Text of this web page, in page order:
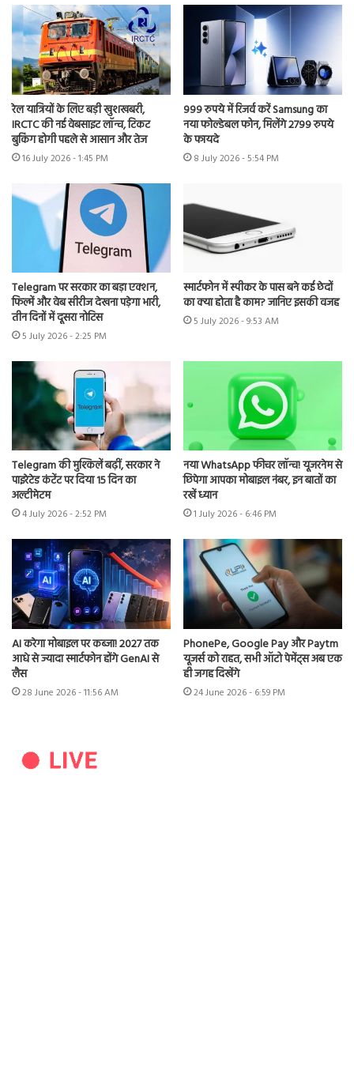
रेल यात्रियों के लिए बड़ी खुशखबरी,
IRCTC की नई वेबसाइट लॉन्च, टिकट
बुकिंग होगी पहले से आसान और तेज
16 July 2026 - 1:45 PM
999 रुपये में रिजर्व करें Samsung का
नया फोल्डेबल फोन, मिलेंगे 2799 रुपये
के फायदे
8 July 2026 - 5:54 PM
Telegram पर सरकार का बड़ा एक्शन,
फिल्में और वेब सीरीज देखना पड़ेगा भारी,
तीन दिनों में दूसरा नोटिस
5 July 2026 - 2:25 PM
स्मार्टफोन में स्पीकर के पास बने कई छेदों
का क्या होता है काम? जानिए इसकी वजह
5 July 2026 - 9:53 AM
Telegram की मुश्किलें बढ़ीं, सरकार ने
पाइरेटेड कंटेंट पर दिया 15 दिन का
अल्टीमेटम
4 July 2026 - 2:52 PM
नया WhatsApp फीचर लॉन्च! यूजरनेम से
छिपेगा आपका मोबाइल नंबर, इन बातों का
रखें ध्यान
1 July 2026 - 6:46 PM
AI करेगा मोबाइल पर कब्जा! 2027 तक
आधे से ज्यादा स्मार्टफोन होंगे GenAI से
लैस
28 June 2026 - 11:56 AM
PhonePe, Google Pay और Paytm
यूजर्स को राहत, सभी ऑटो पेमेंट्स अब एक
ही जगह दिखेंगे
24 June 2026 - 6:59 PM